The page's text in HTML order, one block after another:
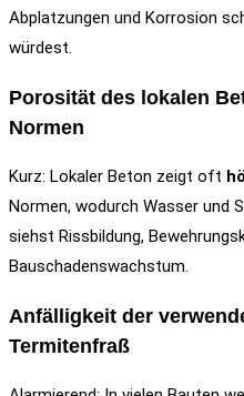
Abplatzungen und Korrosion
würdest.
Porosität des lokalen
Normen
Kurz: Lokaler Beton zeigt oft
Normen, wodurch Wasser und
siehst Rissbildung,
Bauschadenswachstum.
Anfälligkeit der
Termitenfraß